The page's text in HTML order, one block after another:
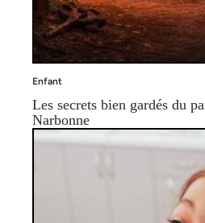
Enfant
Les secrets bien gardés du
Narbonne